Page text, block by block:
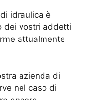
idraulica è
dei vostri addetti
attualmente
azienda di
nel caso di